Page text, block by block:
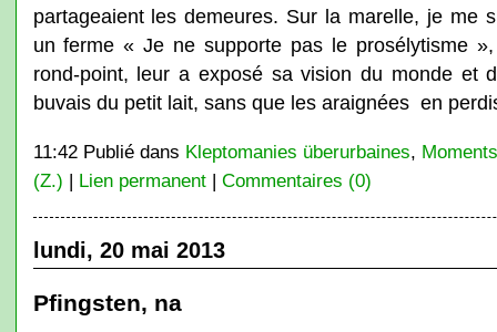
partageaient les demeures. Sur la marelle, je me
un ferme « Je ne supporte pas le prosélytisme
rond-point, leur a exposé sa vision du monde et
buvais du petit lait, sans que les araignées en
11:42 Publié dans Kleptomanies überurbaines,
(Z.) | Lien permanent| Commentaires (0)
lundi, 20 mai 2013
Pfingsten, na